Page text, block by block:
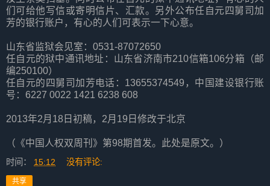
们可给他写信或寄明信片、汇款。另外公布任自元四舅司加
芳的银行账户，有心的人们可表示一下心意。
山东省监狱会见室：0531-87072650
任自元的狱中通讯地址：山东省济南市210信箱106分箱（邮
编250100）
任自元的四舅司加芳电话：13655374549，中国建设银行账
号：6227 0022 1421 6238 608
2013年2月18日初稿，2月19日修改于北京
（《中国人权双周刊》第98期首发。此处是原文。）
时间： 15:12 没有评论:
共享